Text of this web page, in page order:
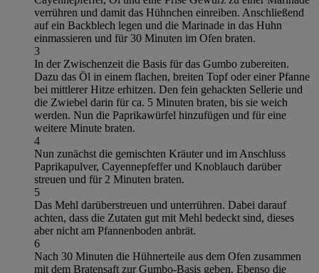
verrühren und damit das Hühnchen einreiben. Anschließend
auf ein Backblech legen und die Marinade in das Huhn
einmassieren und für 30 Minuten im Ofen braten.
3
In der Zwischenzeit die Basis für das Gumbo zubereiten.
Dazu das Öl in einem flachen, breiten Topf oder einer Pfanne
bei mittlerer Hitze erhitzen. Den fein gehackten Sellerie und
die Zwiebel darin für ca. 5 Minuten braten, bis sie weich
werden. Nun die Paprikawürfel hinzufügen und für eine
weitere Minute braten.
4
Nun zunächst die gemischten Kräuter und im Anschluss
Paprikapulver, Cayennepfeffer und Knoblauch darüber
streuen und für 2 Minuten braten.
5
Das Mehl darüberstreuen und unterrühren. Dabei darauf
achten, dass die Zutaten gut mit Mehl bedeckt sind, dieses
aber nicht am Pfannenboden anbrät.
6
Nach 30 Minuten die Hühnerteile aus dem Ofen zusammen
mit dem Bratensaft zur Gumbo-Basis geben. Ebenso die